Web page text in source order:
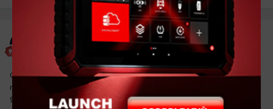
scinti1955
Inviato 11 Dicembre 2012
Come da titolo dovrei scodificare questa ecu bosch peugeot 106
n.0261204625 il programma di scodifica mi da come e2p una
93cs 46.